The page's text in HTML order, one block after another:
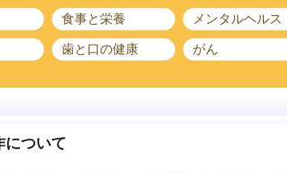
食事と栄養 メンタルヘルス
歯と口の健康 がん
について